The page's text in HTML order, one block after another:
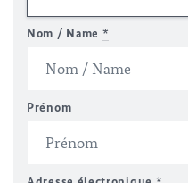
Nom / Name *
Prénom